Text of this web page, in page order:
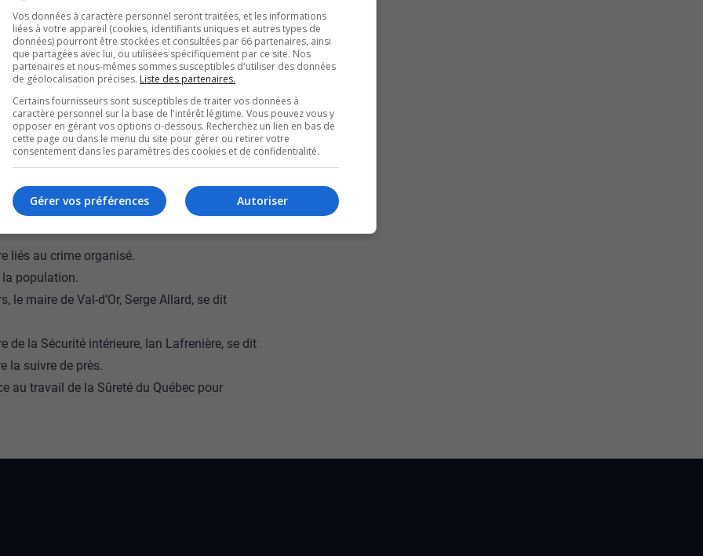
d’information à la Sûreté du Québec, le
est considéré comme suspect.
cette nuit.
de plusieurs municipalités ont été
aux bâtiments voisins.
sont même déplacés pour donner du répit à
du Service de sécurité incendie à la Ville
de comprendre ce qu’il s’est
liés au crime organisé.
la population.
le maire de Val-d’Or, Serge Allard, se dit
de la Sécurité intérieure, Ian Lafrenière, se dit
la suivre de près.
au travail de la Sûreté du Québec pour
Vos données à caractère personnel seront traitées, et les informations
liées à votre appareil (cookies, identifiants uniques et autres types de
données) pourront être stockées et consultées par 66 partenaires, ainsi
que partagées avec lui, ou utilisées spécifiquement par ce site. Nos
partenaires et nous-mêmes sommes susceptibles d'utiliser des données
de géolocalisation précises. Liste des partenaires.
Certains fournisseurs sont susceptibles de traiter vos données à
caractère personnel sur la base de l'intérêt légitime. Vous pouvez vous y
opposer en gérant vos options ci-dessous. Recherchez un lien en bas de
cette page ou dans le menu du site pour gérer ou retirer votre
consentement dans les paramètres des cookies et de confidentialité.
Autoriser
Gérer vos préférences